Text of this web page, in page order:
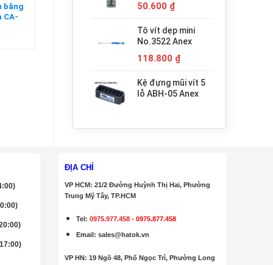
50.600 ₫
Tô vít dẹp mini
No.3522 Anex
118.800 ₫
Kệ đựng mũi vít 5
lỗ ABH-05 Anex
bằng
CA-
ĐỊA CHỈ
VP HCM: 21/2 Đường Huỳnh Thị Hai, Phường
Trung Mỹ Tây, TP.HCM
Tel:0975.977.458 -0975.877.458
Email :sales@hatok.vn
VP HN: 19 Ngõ 48, Phố Ngọc Trì, Phường Long